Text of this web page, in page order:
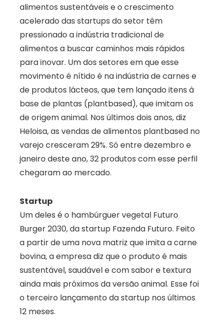
alimentos sustentáveis e o crescimento
acelerado das startups do setor têm
pressionado a indústria tradicional de
alimentos a buscar caminhos mais rápidos
para inovar. Um dos setores em que esse
movimento é nítido é na indústria de carnes e
de produtos lácteos, que tem lançado itens à
base de plantas (plantbased), que imitam os
de origem animal. Nos últimos dois anos, diz
Heloisa, as vendas de alimentos plantbased no
varejo cresceram 29%. Só entre dezembro e
janeiro deste ano, 32 produtos com esse perfil
chegaram ao mercado.
Startup
Um deles é o hambúrguer vegetal Futuro
Burger 2030, da startup Fazenda Futuro. Feito
a partir de uma nova matriz que imita a carne
bovina, a empresa diz que o produto é mais
sustentável, saudável e com sabor e textura
ainda mais próximos da versão animal. Esse foi
o terceiro lançamento da startup nos últimos
12 meses.